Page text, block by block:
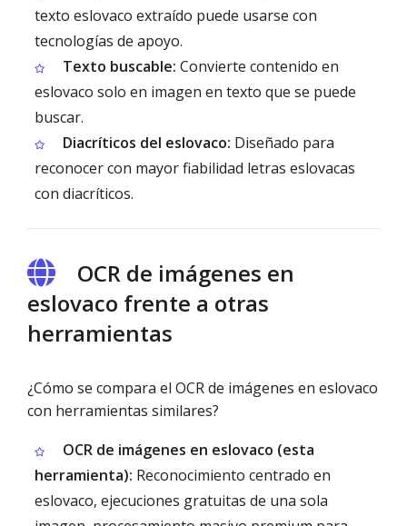
texto eslovaco extraído puede usarse con
tecnologías de apoyo.
Texto buscable: Convierte contenido en
eslovaco solo en imagen en texto que se puede
buscar.
Diacríticos del eslovaco: Diseñado para
reconocer con mayor fiabilidad letras eslovacas
con diacríticos.
OCR de imágenes en
eslovaco frente a otras
herramientas
¿Cómo se compara el OCR de imágenes en eslovaco
con herramientas similares?
OCR de imágenes en eslovaco (esta
herramienta): Reconocimiento centrado en
eslovaco, ejecuciones gratuitas de una sola